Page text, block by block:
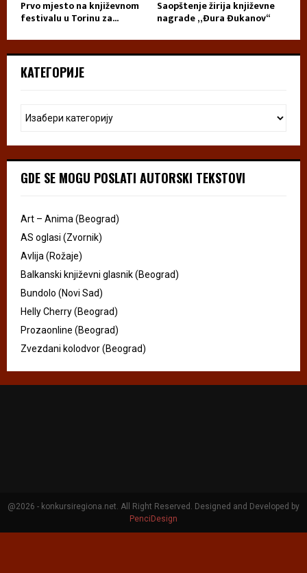
Prvo mjesto na književnom
festivalu u Torinu za...
Saopštenje žirija književne
nagrade „Đura Đukanov“
КАТЕГОРИЈЕ
GDE SE MOGU POSLATI AUTORSKI TEKSTOVI
Art – Anima (Beograd)
AS oglasi (Zvornik)
Avlija (Rožaje)
Balkanski književni glasnik (Beograd)
Bundolo (Novi Sad)
Helly Cherry (Beograd)
Prozaonline (Beograd)
Zvezdani kolodvor (Beograd)
@2026 - konkursiregiona.net. All Right Reserved. Designed and Developed by
PenciDesign